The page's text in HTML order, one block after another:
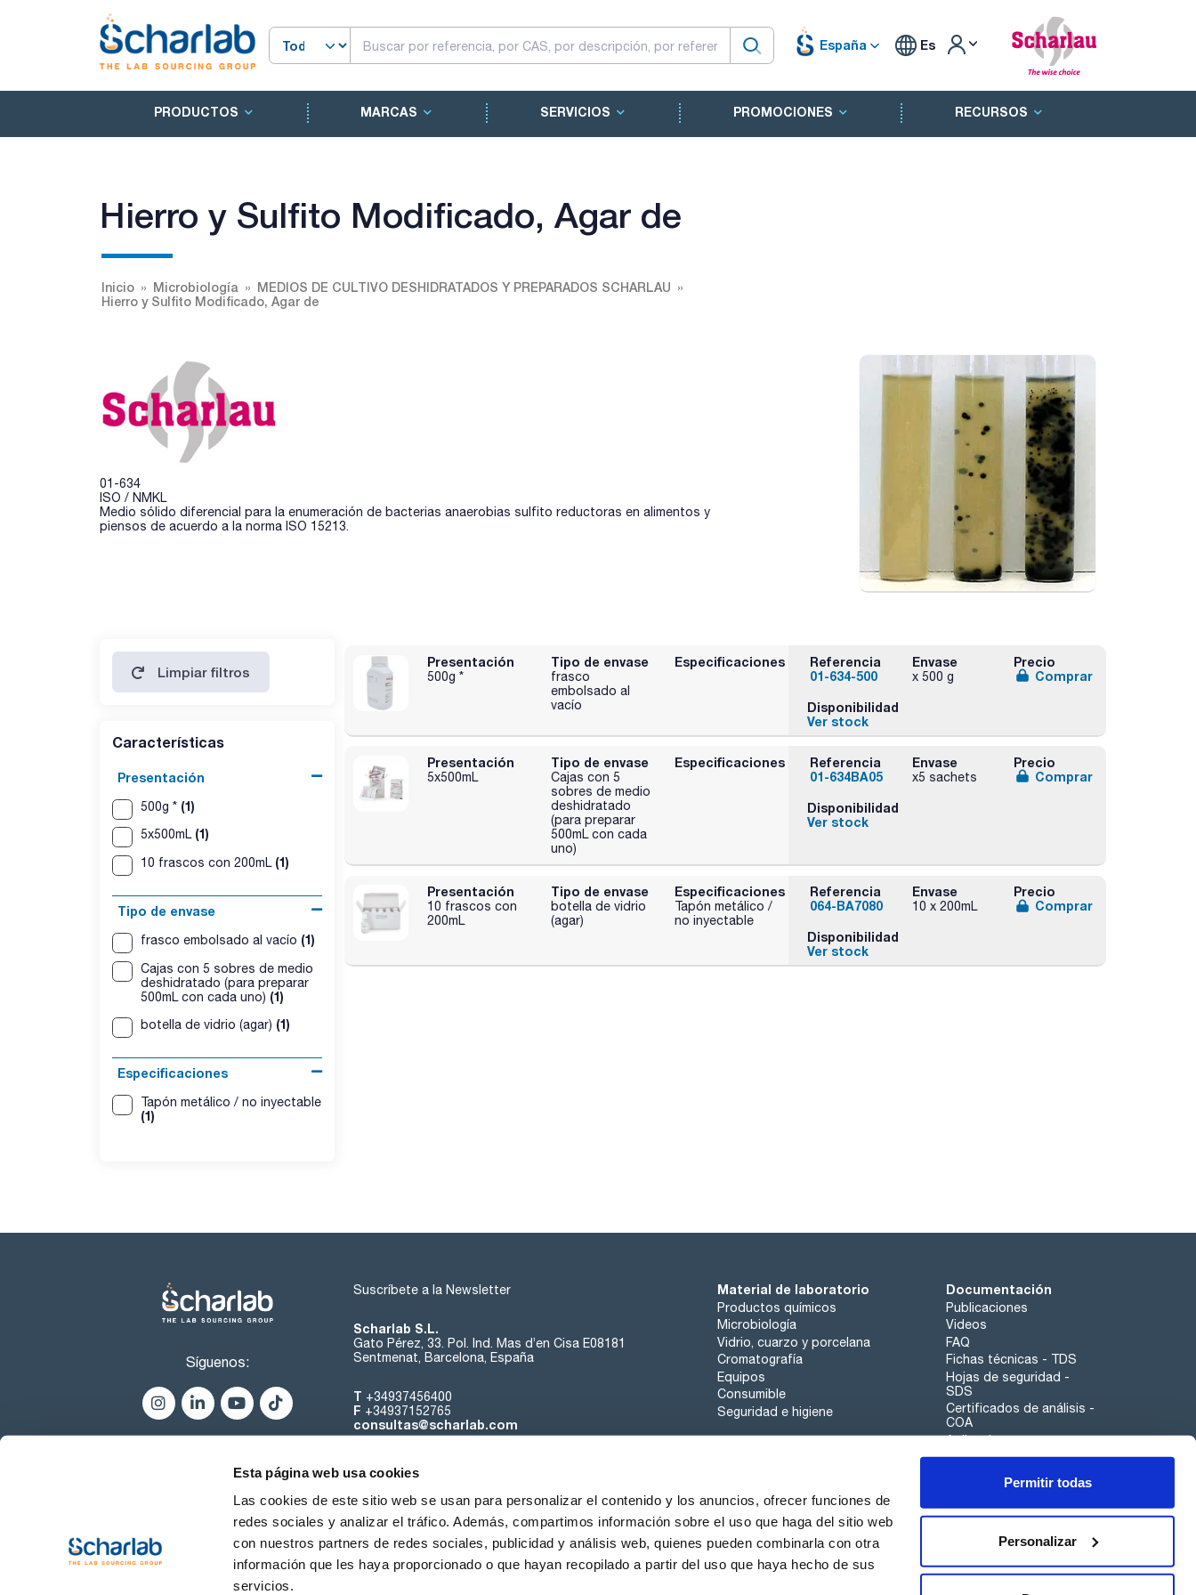
Esta página web usa cookies
Las cookies de este sitio web se usan para personalizar el contenido y los anuncios, ofrecer funciones de
redes sociales y analizar el tráfico. Además, compartimos información sobre el uso que haga del sitio web
con nuestros partners de redes sociales, publicidad y análisis web, quienes pueden combinarla con otra
información que les haya proporcionado o que hayan recopilado a partir del uso que haya hecho de sus
servicios.
Permitir todas
Personalizar
España Es
PRODUCTOS MARCAS SERVICIOS PROMOCIONES RECURSOS
Hierro y Sulfito Modificado, Agar de
Inicio Microbiología
MEDIOS DE CULTIVO DESHIDRATADOS Y PREPARADOS SCHARLAU
Hierro y Sulfito Modificado, Agar de
01-634
ISO / NMKL
Medio sólido diferencial para la enumeración de bacterias anaerobias sulfito reductoras en alimentos y
piensos de acuerdo a la norma ISO 15213.
Limpiar filtros
Características
Presentación
500g * (1)
5x500mL (1)
10 frascos con 200mL (1)
Tipo de envase
frasco embolsado al vacío (1)
Cajas con 5 sobres de medio
deshidratado (para preparar
500mL con cada uno) (1)
botella de vidrio (agar) (1)
Especificaciones
Tapón metálico / no inyectable
(1)
Presentación
500g *
Tipo de envase
frasco
embolsado al
vacío
Especificaciones
Referencia
01-634-500
Envase
x 500 g
Precio
Comprar
Disponibilidad
Ver stock
Presentación
5x500mL
Tipo de envase
Cajas con 5
sobres de medio
deshidratado
(para preparar
500mL con cada
uno)
Especificaciones
Referencia
01-634BA05
Envase
x5 sachets
Precio
Comprar
Disponibilidad
Ver stock
Presentación
10 frascos con
200mL
Tipo de envase
botella de vidrio
(agar)
Especificaciones
Tapón metálico /
no inyectable
Referencia
064-BA7080
Envase
10 x 200mL
Precio
Comprar
Disponibilidad
Ver stock
Síguenos:
Suscríbete a la Newsletter
Scharlab S.L.
Gato Pérez, 33. Pol. Ind. Mas d’en Cisa E08181
Sentmenat, Barcelona, España
T +34937456400
F +34937152765
consultas@scharlab.com
Material de laboratorio
Productos químicos
Microbiología
Vidrio, cuarzo y porcelana
Cromatografía
Equipos
Consumible
Seguridad e higiene
Documentación
Publicaciones
Videos
FAQ
Fichas técnicas - TDS
Hojas de seguridad -
SDS
Certificados de análisis -
COA
Aplicaciones
Tabla Periódica
Canal de denuncias
Sobre nosotros Contacta Noticias Trabaja con nosotros